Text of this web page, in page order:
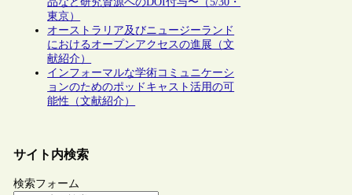
東京）
オーストラリア及びニュージーランド
におけるオープンアクセスの進展（文
献紹介）
インフォーマルな学術コミュニケーシ
ョンのためのポッドキャスト活用の可
能性（文献紹介）
サイト内検索
検索フォーム